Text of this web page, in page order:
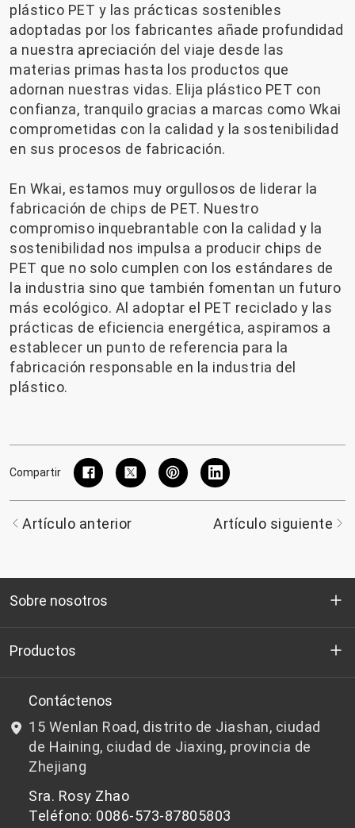
plástico PET y las prácticas sostenibles
adoptadas por los fabricantes añade profundidad
a nuestra apreciación del viaje desde las
materias primas hasta los productos que
adornan nuestras vidas. Elija plástico PET con
confianza, tranquilo gracias a marcas como Wkai
comprometidas con la calidad y la sostenibilidad
en sus procesos de fabricación.
En Wkai, estamos muy orgullosos de liderar la
fabricación de chips de PET. Nuestro
compromiso inquebrantable con la calidad y la
sostenibilidad nos impulsa a producir chips de
PET que no solo cumplen con los estándares de
la industria sino que también fomentan un futuro
más ecológico. Al adoptar el PET reciclado y las
prácticas de eficiencia energética, aspiramos a
establecer un punto de referencia para la
fabricación responsable en la industria del
plástico.
Compartir
Artículo anterior Artículo siguiente
Sobre nosotros
Quienes somos
I+D
Noticias y Eventos
política de privacidad
Productos
Chips de PET aptos para botellas
Chips de PET que no son aptos para botellas
Contáctenos
15 Wenlan Road, distrito de Jiashan, ciudad
de Haining, ciudad de Jiaxing, provincia de
Zhejiang
Sra. Rosy Zhao
Teléfono: 0086-573-87805803